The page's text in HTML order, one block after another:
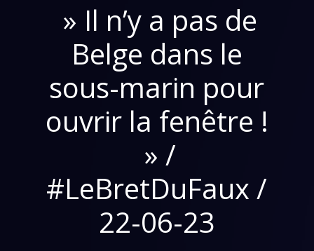
» Il n’y a pas de
Belge dans le
sous-marin pour
ouvrir la fenêtre !
» /
#LeBretDuFaux /
22-06-23